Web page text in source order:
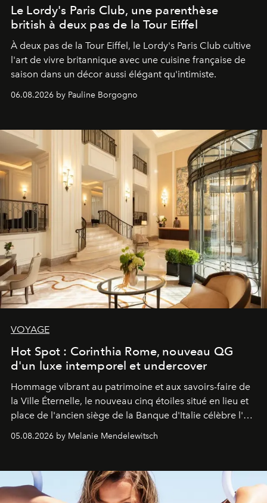
Le Lordy's Paris Club, une parenthèse
british à deux pas de la Tour Eiffel
À deux pas de la Tour Eiffel, le Lordy's Paris Club cultive
l'art de vivre britannique avec une cuisine française de
saison dans un décor aussi élégant qu'intimiste.
06.08.2026 by Pauline Borgogno
VOYAGE
Hot Spot : Corinthia Rome, nouveau QG
d'un luxe intemporel et undercover
Hommage vibrant au patrimoine et aux savoirs-faire de
la Ville Éternelle, le nouveau cinq étoiles situé en lieu et
place de l'ancien siège de la Banque d'Italie célèbre l'art
de vivre Romain dans toute son élégance intemporelle.
05.08.2026 by Melanie Mendelewitsch